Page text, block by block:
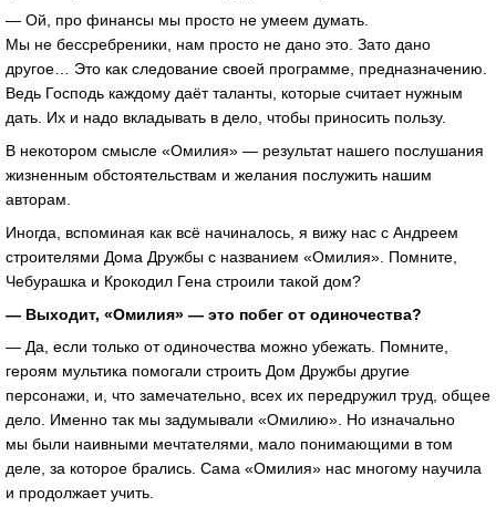
— Ой, про финансы мы просто не умеем думать.
Мы не бессребреники, нам просто не дано это. Зато дано
другое… Это как следование своей программе, предназначению.
Ведь Господь каждому даёт таланты, которые считает нужным
дать. Их и надо вкладывать в дело, чтобы приносить пользу.
В некотором смысле «Омилия» — результат нашего послушания
жизненным обстоятельствам и желания послужить нашим
авторам.
Иногда, вспоминая как всё начиналось, я вижу нас с Андреем
строителями Дома Дружбы с названием «Омилия». Помните,
Чебурашка и Крокодил Гена строили такой дом?
— Выходит, «Омилия» — это побег от одиночества?
— Да, если только от одиночества можно убежать. Помните,
героям мультика помогали строить Дом Дружбы другие
персонажи, и, что замечательно, всех их передружил труд, общее
дело. Именно так мы задумывали «Омилию». Но изначально
мы были наивными мечтателями, мало понимающими в том
деле, за которое брались. Сама «Омилия» нас многому научила
и продолжает учить.